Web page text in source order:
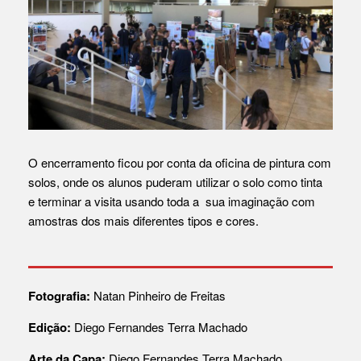
O encerramento ficou por conta da oficina de pintura com
solos, onde os alunos puderam utilizar o solo como tinta
e terminar a visita usando toda a sua imaginação com
amostras dos mais diferentes tipos e cores.
Fotografia: Natan Pinheiro de Freitas
Edição: Diego Fernandes Terra Machado